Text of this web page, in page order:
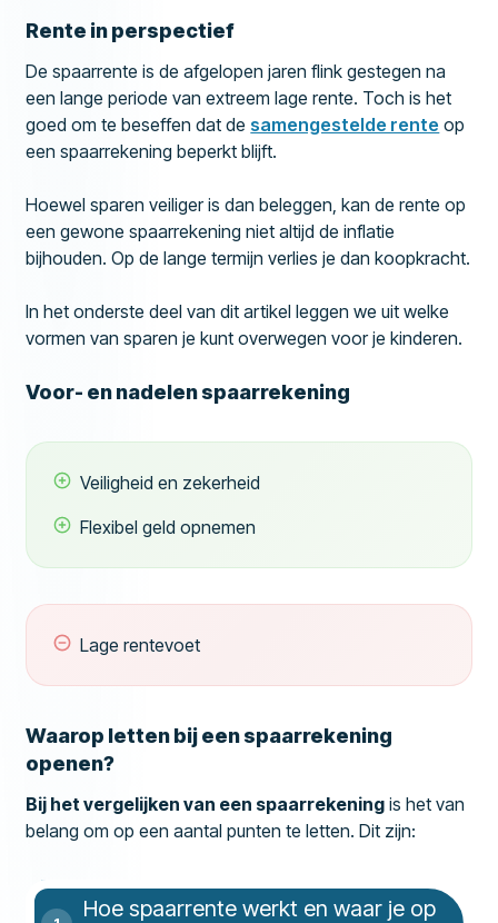
Rente in perspectief
De spaarrente is de afgelopen jaren flink gestegen na
een lange periode van extreem lage rente. Toch is het
goed om te beseffen dat de samengestelde rente op
een spaarrekening beperkt blijft.
Hoewel sparen veiliger is dan beleggen, kan de rente op
een gewone spaarrekening niet altijd de inflatie
bijhouden. Op de lange termijn verlies je dan koopkracht.
In het onderste deel van dit artikel leggen we uit welke
vormen van sparen je kunt overwegen voor je kinderen.
Voor- en nadelen spaarrekening
Veiligheid en zekerheid
Flexibel geld opnemen
Lage rentevoet
Waarop letten bij een spaarrekening
openen?
Bij het vergelijken van een spaarrekening is het van
belang om op een aantal punten te letten. Dit zijn:
Hoe spaarrente werkt en waar je op